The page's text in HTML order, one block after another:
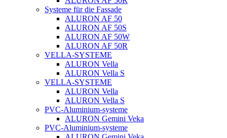
Systeme für die Fassade
ALURON AF 50
ALURON AF 50S
ALURON AF 50W
ALURON AF 50R
VELLA-SYSTEME
ALURON Vella
ALURON Vella S
VELLA-SYSTEME
ALURON Vella
ALURON Vella S
PVC-Aluminium-systeme
ALURON Gemini Veka
PVC-Aluminium-systeme